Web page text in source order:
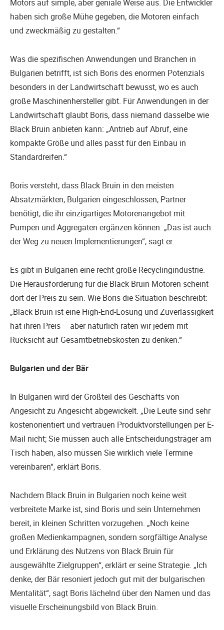
Motors auf simple, aber geniale Weise aus. Die Entwickler
haben sich große Mühe gegeben, die Motoren einfach
und zweckmäßig zu gestalten.“
Was die spezifischen Anwendungen und Branchen in
Bulgarien betrifft, ist sich Boris des enormen Potenzials
besonders in der Landwirtschaft bewusst, wo es auch
große Maschinenhersteller gibt. Für Anwendungen in der
Landwirtschaft glaubt Boris, dass niemand dasselbe wie
Black Bruin anbieten kann: „Antrieb auf Abruf, eine
kompakte Größe und alles passt für den Einbau in
Standardreifen.“
Boris versteht, dass Black Bruin in den meisten
Absatzmärkten, Bulgarien eingeschlossen, Partner
benötigt, die ihr einzigartiges Motorenangebot mit
Pumpen und Aggregaten ergänzen können. „Das ist auch
der Weg zu neuen Implementierungen“, sagt er.
Es gibt in Bulgarien eine recht große Recyclingindustrie.
Die Herausforderung für die Black Bruin Motoren scheint
dort der Preis zu sein. Wie Boris die Situation beschreibt:
„Black Bruin ist eine High-End-Lösung und Zuverlässigkeit
hat ihren Preis – aber natürlich raten wir jedem mit
Rücksicht auf Gesamtbetriebskosten zu denken.“
Bulgarien und der Bär
In Bulgarien wird der Großteil des Geschäfts von
Angesicht zu Angesicht abgewickelt. „Die Leute sind sehr
kostenorientiert und vertrauen Produktvorstellungen per E-
Mail nicht; Sie müssen auch alle Entscheidungsträger am
Tisch haben, also müssen Sie wirklich viele Termine
vereinbaren“, erklärt Boris.
Nachdem Black Bruin in Bulgarien noch keine weit
verbreitete Marke ist, sind Boris und sein Unternehmen
bereit, in kleinen Schritten vorzugehen. „Noch keine
großen Medienkampagnen, sondern sorgfältige Analyse
und Erklärung des Nutzens von Black Bruin für
ausgewählte Zielgruppen“, erklärt er seine Strategie. „Ich
denke, der Bär resoniert jedoch gut mit der bulgarischen
Mentalität“, sagt Boris lächelnd über den Namen und das
visuelle Erscheinungsbild von Black Bruin.